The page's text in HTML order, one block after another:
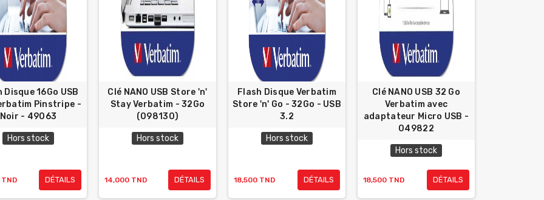
Disque 16Go USB
Pinstripe -
Noir - 49063
Hors stock
DÉTAILS
Clé NANO USB Store 'n'
Stay Verbatim - 32Go
(098130)
Hors stock
14,000 TND DÉTAILS
Flash Disque Verbatim
Store 'n' Go - 32Go - USB
3.2
Hors stock
18,500 TND DÉTAILS
Clé NANO USB 32 Go
Verbatim avec
adaptateur Micro USB -
049822
Hors stock
18,500 TND DÉTAILS